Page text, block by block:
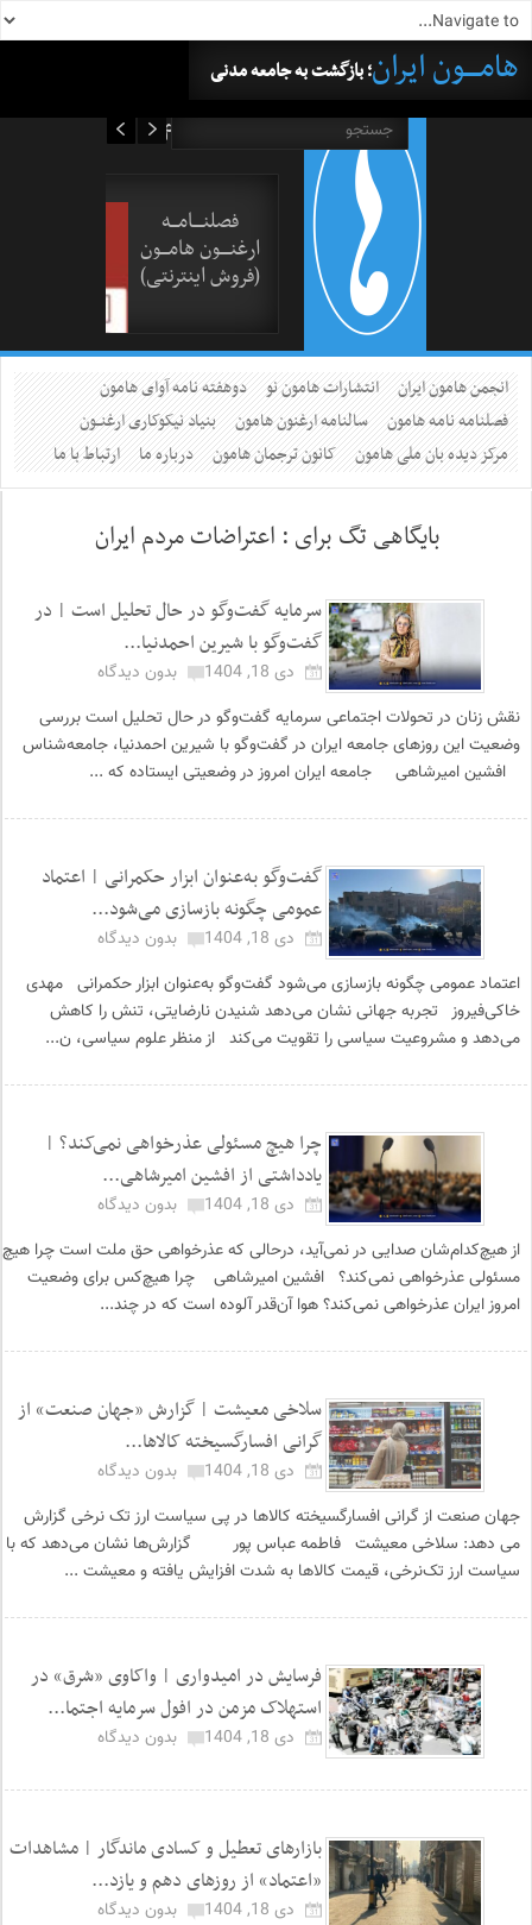
هامــــون ایران؛ بازگشت به جامعه مدنی
فصلنــــامـــه
ارغنــــون هامـــون
(فروش اینترنتی)
انجمن هامون ایران انتشارات هامون نو
دوهفته نامه آوای هامون
فصلنامه نامه هامون
سالنامه ارغنون هامون
بنیاد نیکوکاری ارغنــون
مرکز دیده بان ملی هامون
کانون ترجمان هامون درباره ما ارتباط با ما
بایگاهی تگ برای : اعتراضات مردم ایران
سرمایه گفت‌وگو در حال تحلیل است | در
گفت‌وگو با شیرین احمدنیا...
دی 18, 1404
بدون دیدگاه
نقش زنان در تحولات اجتماعی سرمایه گفت‌وگو در حال تحلیل است بررسی
وضعیت این روزهای جامعه ایران در گفت‌وگو با شیرین احمدنیا، جامعه‌شناس
افشین امیرشاهی جامعه ایران امروز در وضعیتی ایستاده که ...
گفت‌وگو به‌عنوان ابزار حکمرانی | اعتماد
عمومی چگونه بازسازی می‌شود...
دی 18, 1404
بدون دیدگاه
اعتماد عمومی چگونه بازسازی می‌شود گفت‌وگو به‌عنوان ابزار حکمرانی مهدی
خاکی‌فیروز تجربه جهانی نشان می‌دهد شنیدن نارضایتی، تنش را کاهش
می‌دهد و مشروعیت سیاسی را تقویت می‌کند از منظر علوم سیاسی، ن...
چرا هیچ مسئولی عذرخواهی نمی‌کند؟ |
یادداشتی از افشین امیرشاهی...
دی 18, 1404
بدون دیدگاه
از هیچ‌کدام‌شان صدایی در نمی‌آید، درحالی که عذرخواهی حق ملت است چرا هیچ
مسئولی عذرخواهی نمی‌کند؟ افشین امیرشاهی چرا هیچ‌کس برای وضعیت
امروز ایران عذرخواهی نمی‌کند؟ هوا آن‌قدر آلوده است که در چند...
سلاخی معیشت | گزارش «جهان صنعت» از
گرانی افسارگسیخته کالاها...
دی 18, 1404
بدون دیدگاه
جهان صنعت از گرانی افسارگسیخته کالاها در پی سیاست ارز تک نرخی گزارش
می دهد: سلاخی معیشت فاطمه عباس پور گزارش‌ها نشان می‌دهد که با
سیاست ارز تک‌نرخی، قیمت کالاها به شدت افزایش یافته و معیشت ...
فرسایش در امیدواری | واکاوی «شرق» در
استهلاک مزمن در افول سرمایه اجتما...
دی 18, 1404 بدون دیدگاه
بازارهای تعطیل و کسادی ماندگار | مشاهدات
«اعتماد» از روزهای دهم و یازد...
دی 18, 1404
بدون دیدگاه